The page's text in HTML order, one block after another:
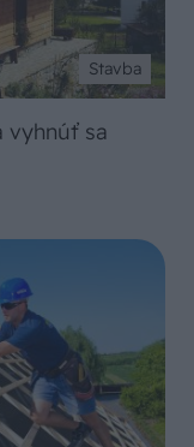
Stavba
vyhnúť sa